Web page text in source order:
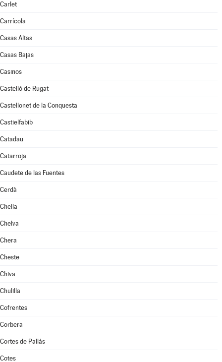
Carlet
Carrícola
Casas Altas
Casas Bajas
Casinos
Castelló de Rugat
Castellonet de la Conquesta
Castielfabib
Catadau
Catarroja
Caudete de las Fuentes
Cerdà
Chella
Chelva
Chera
Cheste
Chiva
Chulilla
Cofrentes
Corbera
Cortes de Pallás
Cotes